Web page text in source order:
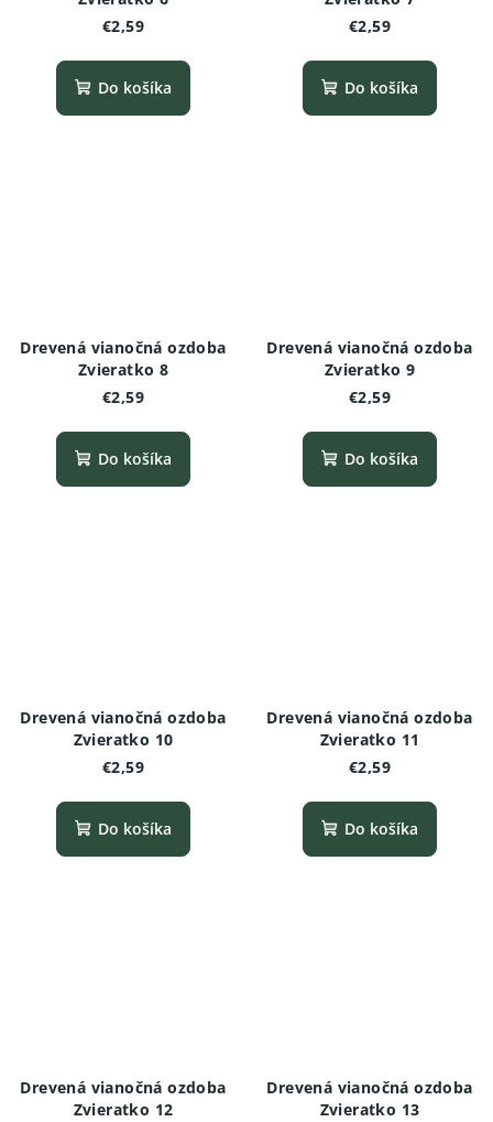
€2,59
Do košíka
€2,59
Do košíka
Drevená vianočná ozdoba
Zvieratko 8
€2,59
Do košíka
Drevená vianočná ozdoba
Zvieratko 9
€2,59
Do košíka
Drevená vianočná ozdoba
Zvieratko 10
€2,59
Do košíka
Drevená vianočná ozdoba
Zvieratko 11
€2,59
Do košíka
Drevená vianočná ozdoba
Zvieratko 12
Drevená vianočná ozdoba
Zvieratko 13